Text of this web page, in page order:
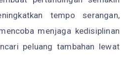
tempo serangan,
menjaga kedisiplinan
peluang tambahan lewat